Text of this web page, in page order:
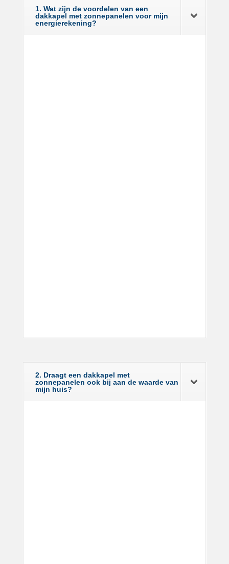
1. Wat zijn de voordelen van een
dakkapel met zonnepanelen voor mijn
energierekening?
2. Draagt een dakkapel met
zonnepanelen ook bij aan de waarde van
mijn huis?